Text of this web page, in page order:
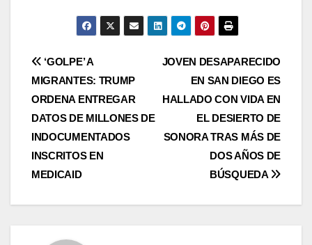
Navegación
de
entradas
JOVEN DESAPARECIDO
EN SAN DIEGO ES
HALLADO CON VIDA EN
EL DESIERTO DE
SONORA TRAS MÁS DE
DOS AÑOS DE
BÚSQUEDA
‘GOLPE’ A
MIGRANTES: TRUMP
ORDENA ENTREGAR
DATOS DE MILLONES DE
INDOCUMENTADOS
INSCRITOS EN
MEDICAID